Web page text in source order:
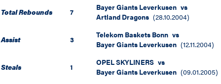
Total Rebounds 7 Bayer Giants Leverkusen vs
Artland Dragons (28.10.2004)
Assist 3 Telekom Baskets Bonn vs
Bayer Giants Leverkusen (12.11.2004)
Steals 1 OPEL SKYLINERS vs
Bayer Giants Leverkusen (09.01.2005)